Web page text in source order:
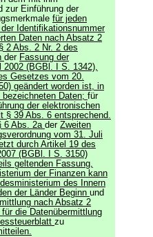
zur Einführung der
für jeden
Identifikationsnummer
Daten nach Absatz 2
2 Abs. 2 Nr. 2 des
der Fassung der
2002 (BGBl. I S. 1342),
Gesetzes vom 20.
geändert worden ist, in
Daten; für
der elektronischen
§ 39 Abs. 6 entsprechend.
6 Abs. 2a der Zweiten
vom 31. Juli
durch Artikel 19 des
(BGBl. I S. 3150)
geltenden Fassung,
der Finanzen kann
des Innern
der Länder Beginn und
nach Absatz 2
für die Datenübermittlung
zu